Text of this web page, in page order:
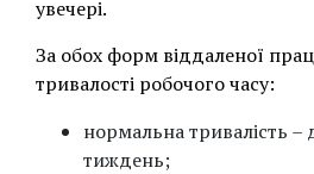
увечері.
За обох форм віддаленої
тривалості робочого часу:
нормальна тривалість
тиждень;